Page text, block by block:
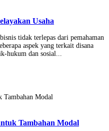
Usaha
tidak terlepas dari pemahaman
aspek yang terkait disana
hukum dan sosial...
Tambahan Modal